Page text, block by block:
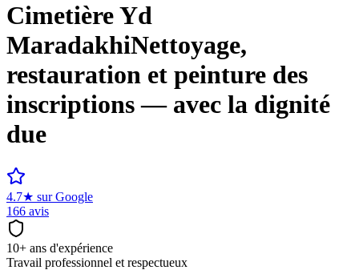
CimetièreYd
MaradakhiNettoyage,
restauration et peinture des
inscriptions — avec la dignité
due
4.7★ sur Google
166 avis
10+ ans d'expérience
Travail professionnel et respectueux